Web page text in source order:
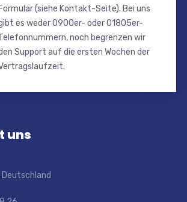
Formular (siehe Kontakt-Seite). Bei uns
es weder 0900er- oder 01805er-
noch begrenzen wir
Support auf die ersten Wochen der
uns